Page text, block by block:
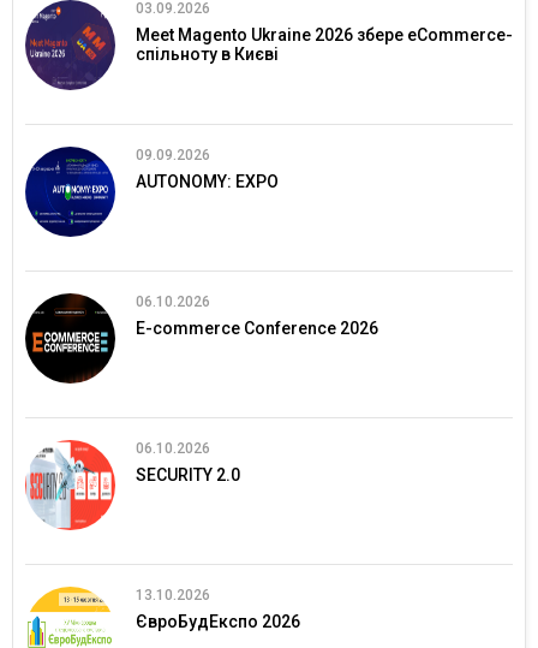
03.09.2026
Meet Magento Ukraine 2026 збере eCommerce-
спільноту в Києві
09.09.2026
AUTONOMY: EXPO
06.10.2026
E-commerce Conference 2026
06.10.2026
SECURITY 2.0
13.10.2026
ЄвроБудЕкспо 2026